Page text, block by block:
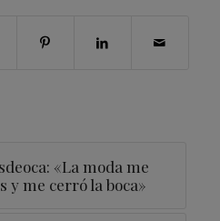
«La moda me
y me cerró la boca»